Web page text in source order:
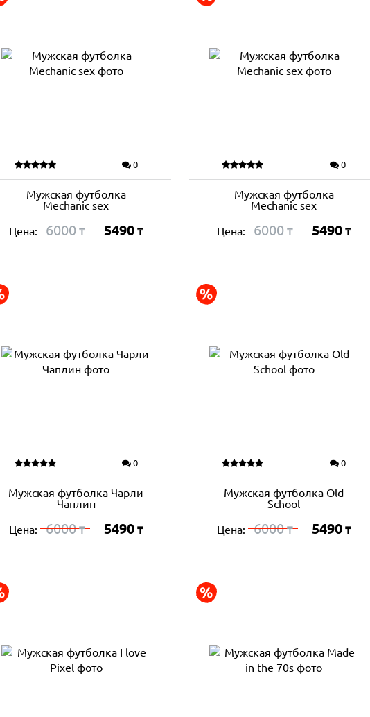
0
Мужская футболка
Mechanic sex
Цена: 6000₸ 5490 ₸
0
Мужская футболка
Mechanic sex
Цена: 6000₸ 5490 ₸
0
Мужская футболка Чарли
Чаплин
Цена: 6000₸ 5490 ₸
0
Мужская футболка Old
School
Цена: 6000₸ 5490 ₸